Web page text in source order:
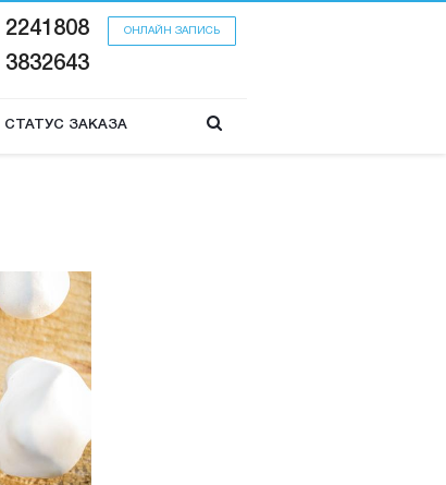
ОНЛАЙН ЗАПИСЬ
2241808
3832643
СТАТУС ЗАКАЗА